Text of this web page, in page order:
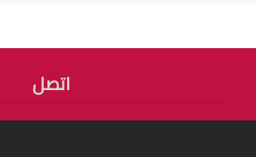
View details
FOOTER
اتصل